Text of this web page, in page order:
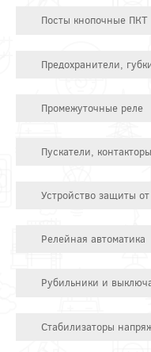
Посты кнопочные ПКТ
Предохранители,
Промежуточные реле
Пускатели, контакторы
Устройство защиты
Релейная автоматика
Рубильники и
Стабилизаторы